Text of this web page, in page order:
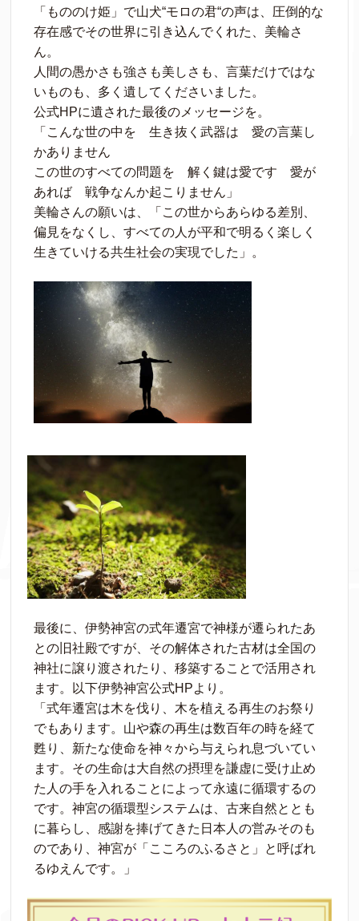
「もののけ姫」で山犬“モロの君“の声は、圧倒的な
存在感でその世界に引き込んでくれた、美輪さ
ん。
人間の愚かさも強さも美しさも、言葉だけではな
いものも、多く遺してくださいました。
公式HPに遺された最後のメッセージを。
「こんな世の中を 生き抜く武器は 愛の言葉し
かありません
この世のすべての問題を 解く鍵は愛です 愛が
あれば 戦争なんか起こりません」
美輪さんの願いは、「この世からあらゆる差別、
偏見をなくし、すべての人が平和で明るく楽しく
生きていける共生社会の実現でした」。
最後に、伊勢神宮の式年遷宮で神様が遷られたあ
との旧社殿ですが、その解体された古材は全国の
神社に譲り渡されたり、移築することで活用され
ます。以下伊勢神宮公式HPより。
「式年遷宮は木を伐り、木を植える再生のお祭り
でもあります。山や森の再生は数百年の時を経て
甦り、新たな使命を神々から与えられ息づいてい
ます。その生命は大自然の摂理を謙虚に受け止め
た人の手を入れることによって永遠に循環するの
です。神宮の循環型システムは、古来自然ととも
に暮らし、感謝を捧げてきた日本人の営みそのも
のであり、神宮が「こころのふるさと」と呼ばれ
るゆえんです。」